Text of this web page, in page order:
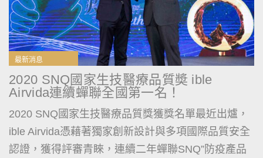
最新消息
2020 SNQ國家生技醫療品質奬 ible
Airvida連續蟬聯全國第一名！
2020 SNQ國家生技醫療品質獎獲獎名單最近出爐，
ible Airvida憑藉著獨家創新設計與多項國際品質安全
認證，獲得評審青睞，連續二年蟬聯SNQ”防疫產品